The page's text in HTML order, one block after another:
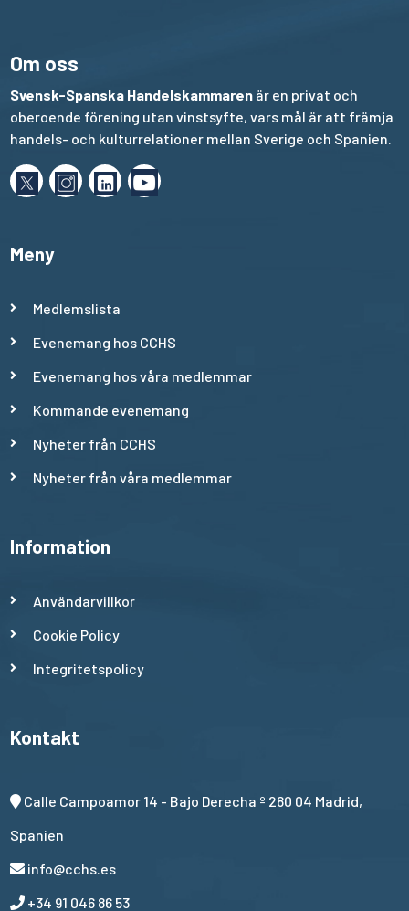
Om oss
Svensk-Spanska Handelskammaren är en privat och
oberoende förening utan vinstsyfte, vars mål är att främja
handels- och kulturrelationer mellan Sverige och Spanien.
Meny
Medlemslista
Evenemang hos CCHS
Evenemang hos våra medlemmar
Kommande evenemang
Nyheter från CCHS
Nyheter från våra medlemmar
Information
Användarvillkor
Cookie Policy
Integritetspolicy
Kontakt
Calle Campoamor 14 - Bajo Derecha º 280 04 Madrid,
Spanien
info@cchs.es
+34 91 046 86 53